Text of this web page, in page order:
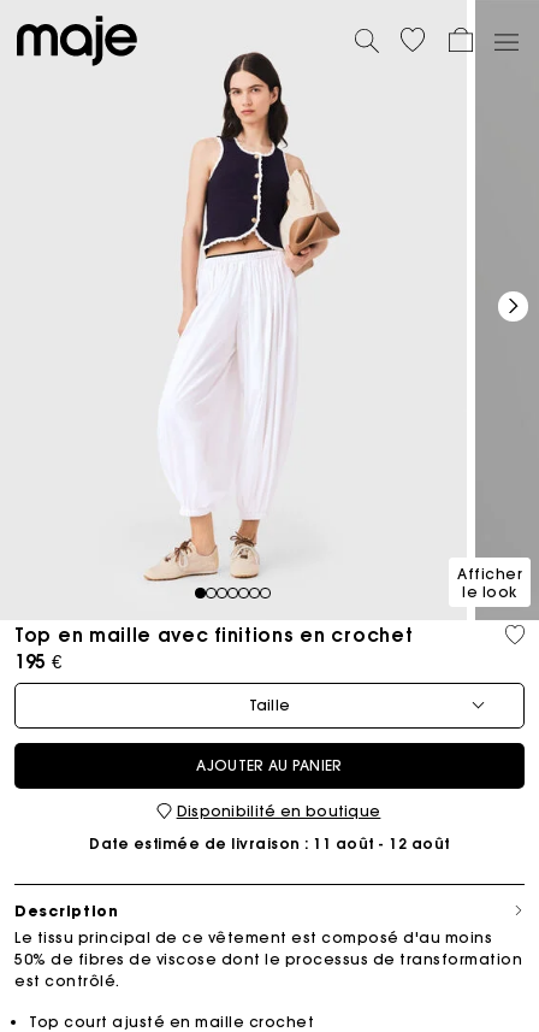
1234567
Afficher
le look
Top en maille avec finitions en crochet
195 €
Taille
AJOUTER AU PANIER
Disponibilité en boutique
Date estimée de livraison : 11 août - 12 août
Description
Le tissu principal de ce vêtement est composé d'au moins
50% de fibres de viscose dont le processus de transformation
est contrôlé.
Top court ajusté en maille crochet